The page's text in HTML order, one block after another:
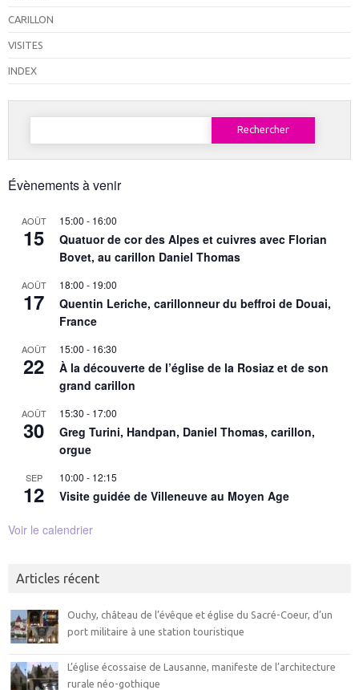
CARILLON
VISITES
INDEX
Rechercher :
Évènements à venir
AOÛT
15
15:00 - 16:00
Quatuor de cor des Alpes et cuivres avec Florian
Bovet, au carillon Daniel Thomas
AOÛT
17
18:00 - 19:00
Quentin Leriche, carillonneur du beffroi de Douai,
France
AOÛT
22
15:00 - 16:30
À la découverte de l’église de la Rosiaz et de son
grand carillon
AOÛT
30
15:30 - 17:00
Greg Turini, Handpan, Daniel Thomas, carillon,
orgue
SEP
12
10:00 - 12:15
Visite guidée de Villeneuve au Moyen Age
Voir le calendrier
Articles récent
Ouchy, château de l’évêque et église du Sacré-Coeur, d’un
port militaire à une station touristique
L’église écossaise de Lausanne, manifeste de l’architecture
rurale néo-gothique